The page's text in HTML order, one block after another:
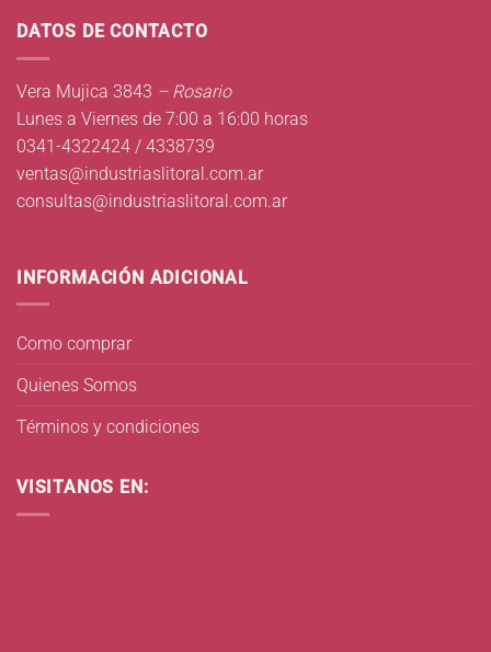
DATOS DE CONTACTO
Vera Mujica 3843 – Rosario
Lunes a Viernes de 7:00 a 16:00 horas
0341-4322424 / 4338739
ventas@industriaslitoral.com.ar
consultas@industriaslitoral.com.ar
INFORMACIÓN ADICIONAL
Como comprar
Quienes Somos
Términos y condiciones
VISITANOS EN: